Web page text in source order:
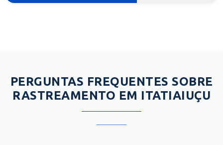
PERGUNTAS FREQUENTES SOBRE
RASTREAMENTO EM ITATIAIUÇU